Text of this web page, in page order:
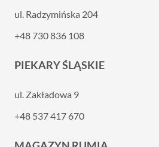
ul. Radzymińska 204
+48 730 836 108
PIEKARY ŚLĄSKIE
ul. Zakładowa 9
+48 537 417 670